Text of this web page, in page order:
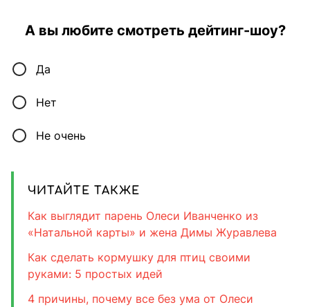
А вы любите смотреть дейтинг-шоу?
Да
Нет
Не очень
ЧИТАЙТЕ ТАКЖЕ
Как выглядит парень Олеси Иванченко из
«Натальной карты» и жена Димы Журавлева
Как сделать кормушку для птиц своими
руками: 5 простых идей
4 причины, почему все без ума от Олеси